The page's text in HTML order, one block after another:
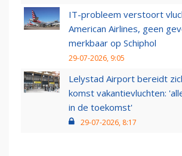
IT-probleem verstoort
American Airlines, geen
merkbaar op Schiphol
29-07-2026, 9:05
Lelystad Airport bereidt
komst vakantievluchten:
in de toekomst'
29-07-2026, 8:17